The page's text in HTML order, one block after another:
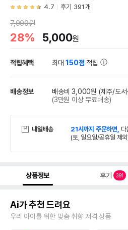
4.7 후기 391개
7,000원
28% 5,000원
적립혜택 최대150점 적립
배송정보 배송비 3,000원 (제주/도
(3만원 이상 무료배송)
내일배송 21시까지 주문하면,
(토, 일요일/공휴일 제
상품정보 후기 391
Ai가 추천 드려요
우리 아이를 위한 맞춤 취향 저격 상품